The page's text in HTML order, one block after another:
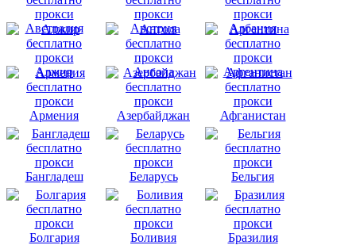
Австралия Австрия Албания
Алжир Ангола Аргентина
Армения Азербайджан Афганистан
Бангладеш Беларусь Бельгия
Болгария Боливия Бразилия